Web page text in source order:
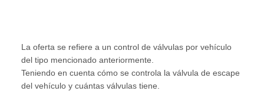
La oferta se refiere a un control de válvulas por vehículo
del tipo mencionado anteriormente.
Teniendo en cuenta cómo se controla la válvula de escape
del vehículo y cuántas válvulas tiene.